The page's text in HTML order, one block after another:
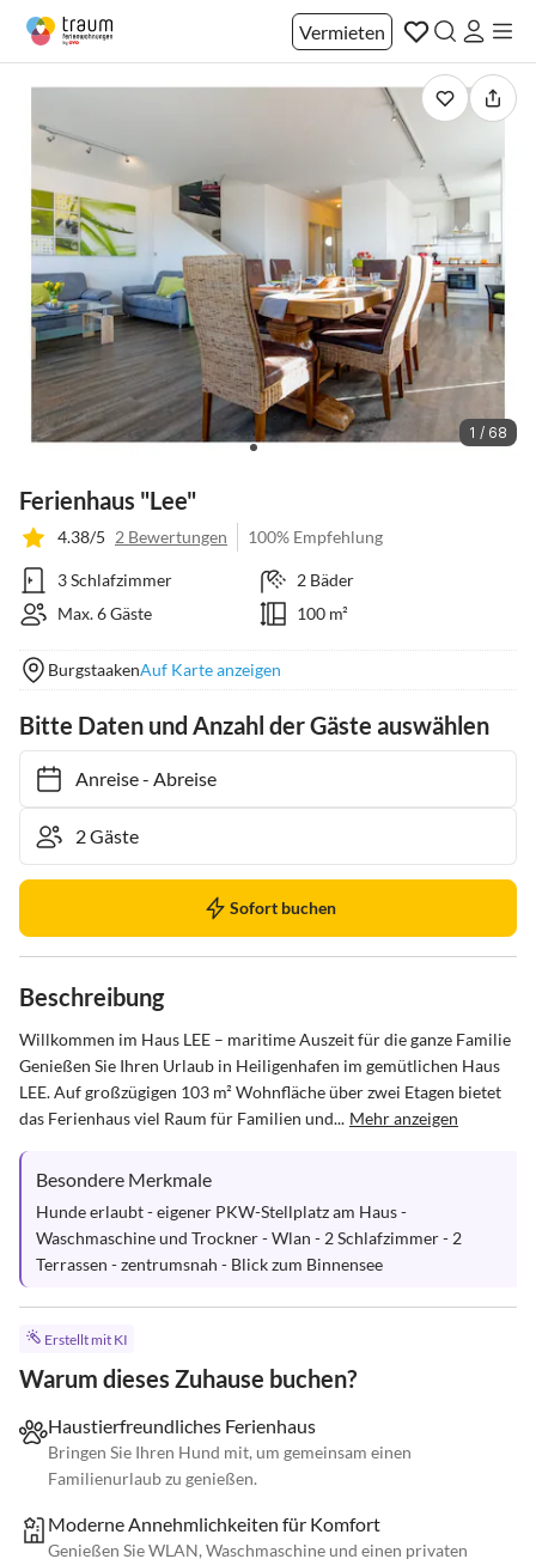
Vermieten
1 / 68
Ferienhaus "Lee"
4.38/5 2 Bewertungen 100% Empfehlung
3 Schlafzimmer
2 Bäder
Max. 6 Gäste
100 m²
BurgstaakenAuf Karte anzeigen
Bitte Daten und Anzahl der Gäste auswählen
Anreise- Abreise
Sofort buchen
Beschreibung
Willkommen im Haus LEE – maritime Auszeit für die ganze Familie
Genießen Sie Ihren Urlaub in Heiligenhafen im gemütlichen Haus
LEE. Auf großzügigen 103 m² Wohnfläche über zwei Etagen bietet
das Ferienhaus viel Raum für Familien und... Mehr anzeigen
Besondere Merkmale
Hunde erlaubt - eigener PKW-Stellplatz am Haus -
Waschmaschine und Trockner - Wlan - 2 Schlafzimmer - 2
Terrassen - zentrumsnah - Blick zum Binnensee
Erstellt mit KI
Warum dieses Zuhause buchen?
Haustierfreundliches Ferienhaus
Bringen Sie Ihren Hund mit, um gemeinsam einen
Familienurlaub zu genießen.
Moderne Annehmlichkeiten für Komfort
Genießen Sie WLAN, Waschmaschine und einen privaten